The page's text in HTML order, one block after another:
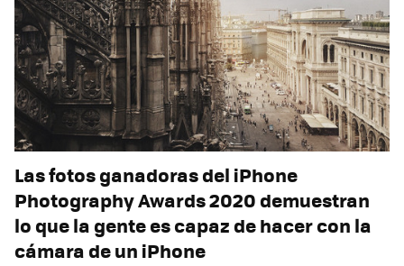
Las fotos ganadoras del iPhone
Photography Awards 2020 demuestran
lo que la gente es capaz de hacer con la
cámara de un iPhone